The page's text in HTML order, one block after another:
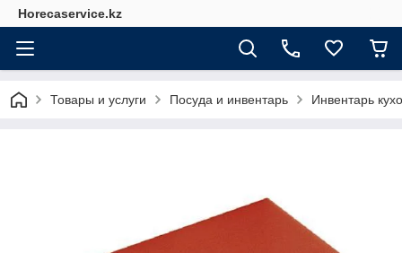
Horecaservice.kz
Товары и услуги Посуда и инвентарь Инвентарь